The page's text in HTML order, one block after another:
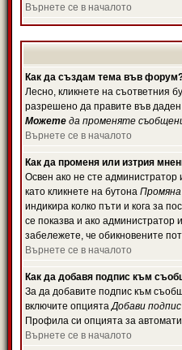
Върнете се в началото
Как да създам тема във
Лесно, кликнете на съответния
разрешено да правите във
Можете да променяте
Върнете се в началото
Как да променя или изтрия
Освен ако не сте
като кликнете на бутона Промяна
индикира колко пъти и кога за
се показва и ако
забележете, че обикновените
Върнете се в началото
Как да добавя подпис към
За да добавите подпис към
включите опциятаДобави подпис
Профила си опцията за
Върнете се в началото